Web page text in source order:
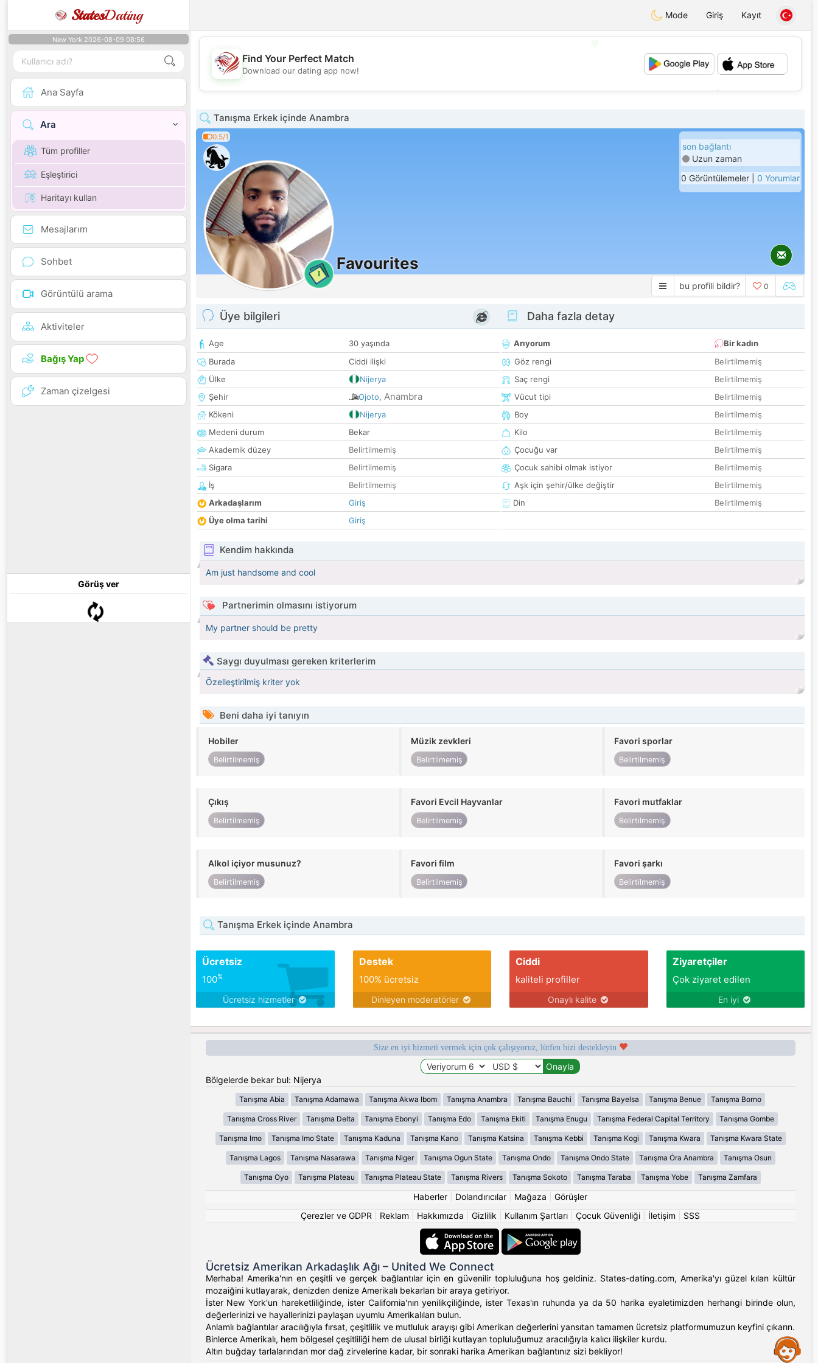
StatesDating Mode Giriş Kayıt
New York 2026-08-09 08:56
Ana Sayfa
Ara
Tüm profiller
Eşleştirici
Haritayı kullan
Mesajlarım
Sohbet
Görüntülü arama
Aktiviteler
Bağış Yap
Zaman çizelgesi
Görüş ver
💖
💕
Find Your Perfect Match
Download our dating app now!
Tanışma Erkek içinde Anambra
0.5/1
1
Favourites
son bağlantı
Uzun zaman
0 Görüntülemeler | 0 Yorumlar
bu profili bildir? 0
Üye bilgileri
Age
30 yaşında
Burada
Ciddi ilişki
Ülke
Nijerya
Şehir
Ojoto, Anambra
Kökeni
Nijerya
Medeni durum
Bekar
Akademik düzey
Belirtilmemiş
Sigara
Belirtilmemiş
İş
Belirtilmemiş
Arkadaşlarım
Giriş
Üye olma tarihi
Giriş
Daha fazla detay
Arıyorum
Bir kadın
Göz rengi
Belirtilmemiş
Saç rengi
Belirtilmemiş
Vücut tipi
Belirtilmemiş
Boy
Belirtilmemiş
Kilo
Belirtilmemiş
Çocuğu var
Belirtilmemiş
Çocuk sahibi olmak istiyor
Belirtilmemiş
Aşk için şehir/ülke değiştir
Belirtilmemiş
Din
Belirtilmemiş
Kendim hakkında
Am just handsome and cool
Partnerimin olmasını istiyorum
My partner should be pretty
Saygı duyulması gereken kriterlerim
Özelleştirilmiş kriter yok
Beni daha iyi tanıyın
Hobiler
Belirtilmemiş
Müzik zevkleri
Belirtilmemiş
Favori sporlar
Belirtilmemiş
Çıkış
Belirtilmemiş
Favori Evcil Hayvanlar
Belirtilmemiş
Favori mutfaklar
Belirtilmemiş
Alkol içiyor musunuz?
Belirtilmemiş
Favori film
Belirtilmemiş
Favori şarkı
Belirtilmemiş
Tanışma Erkek içinde Anambra
Ücretsiz
100%
Ücretsiz hizmetler
Destek
100% ücretsiz
Dinleyen moderatörler
Ciddi
kaliteli profiller
Onaylı kalite
Ziyaretçiler
Çok ziyaret edilen
En iyi
Size en iyi hizmeti vermek için çok çalışıyoruz, lütfen bizi destekleyin
Bölgelerde bekar bul: Nijerya
Tanışma Abia Tanışma Adamawa Tanışma Akwa Ibom Tanışma Anambra Tanışma Bauchi Tanışma Bayelsa Tanışma Benue Tanışma Borno
Tanışma Cross River Tanışma Delta Tanışma Ebonyi Tanışma Edo Tanışma Ekiti Tanışma Enugu Tanışma Federal Capital Territory Tanışma Gombe
Tanışma Imo Tanışma Imo State Tanışma Kaduna Tanışma Kano Tanışma Katsina Tanışma Kebbi Tanışma Kogi Tanışma Kwara Tanışma Kwara State
Tanışma Lagos Tanışma Nasarawa Tanışma Niger Tanışma Ogun State Tanışma Ondo Tanışma Ondo State Tanışma Ȯra Anambra Tanışma Osun
Tanışma Oyo Tanışma Plateau Tanışma Plateau State Tanışma Rivers Tanışma Sokoto Tanışma Taraba Tanışma Yobe Tanışma Zamfara
Haberler Dolandırıcılar Mağaza
Görüşler
Çerezler ve GDPR
Reklam Hakkımızda Gizlilik Kullanım Şartları Çocuk Güvenliği İletişim SSS
Ücretsiz Amerikan Arkadaşlık Ağı – United We Connect
Merhaba! Amerika'nın en çeşitli ve gerçek bağlantılar için en güvenilir topluluğuna hoş geldiniz. States-dating.com, Amerika'yı güzel kılan kültür
mozaiğini kutlayarak, denizden denize Amerikalı bekarları bir araya getiriyor.
İster New York'un hareketliliğinde, ister California'nın yenilikçiliğinde, ister Texas'ın ruhunda ya da 50 harika eyaletimizden herhangi birinde olun,
değerlerinizi ve hayallerinizi paylaşan uyumlu Amerikalıları bulun.
Anlamlı bağlantılar aracılığıyla fırsat, çeşitlilik ve mutluluk arayışı gibi Amerikan değerlerini yansıtan tamamen ücretsiz platformumuzun keyfini çıkarın.
Binlerce Amerikalı, hem bölgesel çeşitliliği hem de ulusal birliği kutlayan topluluğumuz aracılığıyla kalıcı ilişkiler kurdu.
Altın buğday tarlalarından mor dağ zirvelerine kadar, bir sonraki harika Amerikan bağlantınız sizi bekliyor!
Assistance